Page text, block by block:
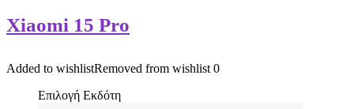
Xiaomi 15 Pro
Added to wishlistRemoved from wishlist 0
Επιλογή Εκδότη